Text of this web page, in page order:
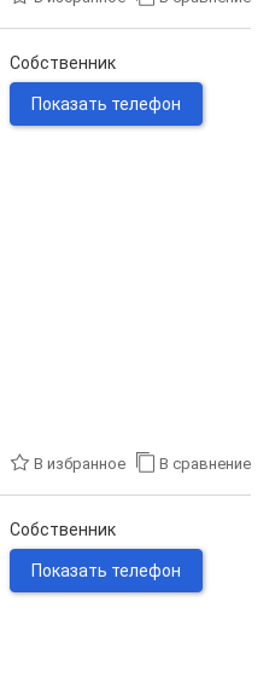
Собственник
Показать телефон
В избранное В сравнение
Собственник
Показать телефон